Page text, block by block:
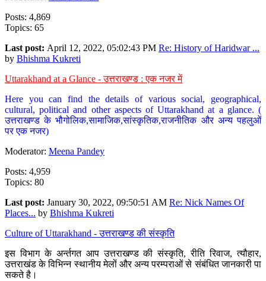
Posts: 4,869
Topics: 65
Last post: April 12, 2022, 05:02:43 PM Re: History of Haridwar ...
by Bhishma Kukreti
Uttarakhand at a Glance - उत्तराखण्ड : एक नजर में
Here you can find the details of various social, geographical,
cultural, political and other aspects of Uttarakhand at a glance. (
उत्तराखण्ड के भौगोलिक,सामाजिक,सांस्कृतिक,राजनीतिक और अन्य पहलुओं
पर एक नजर)
Moderator: Meena Pandey
Posts: 4,959
Topics: 80
Last post: January 30, 2022, 09:50:51 AM Re: Nick Names Of
Places... by Bhishma Kukreti
Culture of Uttarakhand - उत्तराखण्ड की संस्कृति
इस विभाग के अर्न्तगत आप उत्तराखण्ड की संस्कृति, रीति रिवाज, त्यौहार,
उत्तराखंड के विभिन्न स्थानीय मेलों और अन्य परम्पराओं से संबंधित जानकारी पा
सकते है।